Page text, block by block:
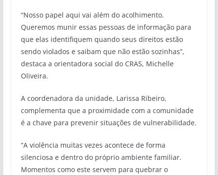
“Nosso papel aqui vai além do acolhimento.
Queremos munir essas pessoas de informação para
que elas identifiquem quando seus direitos estão
sendo violados e saibam que não estão sozinhas”,
destaca a orientadora social do CRAS, Michelle
Oliveira.
A coordenadora da unidade, Larissa Ribeiro,
complementa que a proximidade com a comunidade
é a chave para prevenir situações de vulnerabilidade.
“A violência muitas vezes acontece de forma
silenciosa e dentro do próprio ambiente familiar.
Momentos como este servem para quebrar o